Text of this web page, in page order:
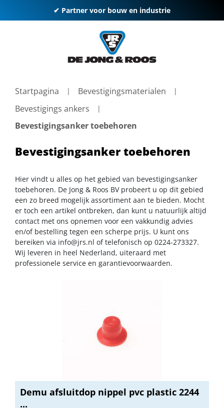
✔ Partner voor bouw en industrie
Startpagina
Bevestigingsmaterialen
Bevestigings ankers
Bevestigingsanker toebehoren
Bevestigingsanker toebehoren
Hier vindt u alles op het gebied van bevestigingsanker
toebehoren. De Jong & Roos BV probeert u op dit gebied
een zo breed mogelijk assortiment aan te bieden. Mocht
er toch een artikel ontbreken, dan kunt u natuurlijk altijd
contact met ons opnemen voor een vakkundig advies
en/of bestelling tegen een scherpe prijs. U kunt ons
bereiken via info@jrs.nl of telefonisch op 0224-273327.
Wij leveren in heel Nederland, uiteraard met
professionele service en garantievoorwaarden.
Demu afsluitdop nippel pvc plastic 2244
...